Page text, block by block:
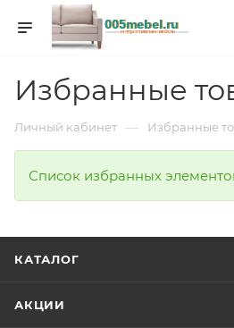
Избранные
Личный кабинет — Избранные
Список избранных
КАТАЛОГ
АКЦИИ